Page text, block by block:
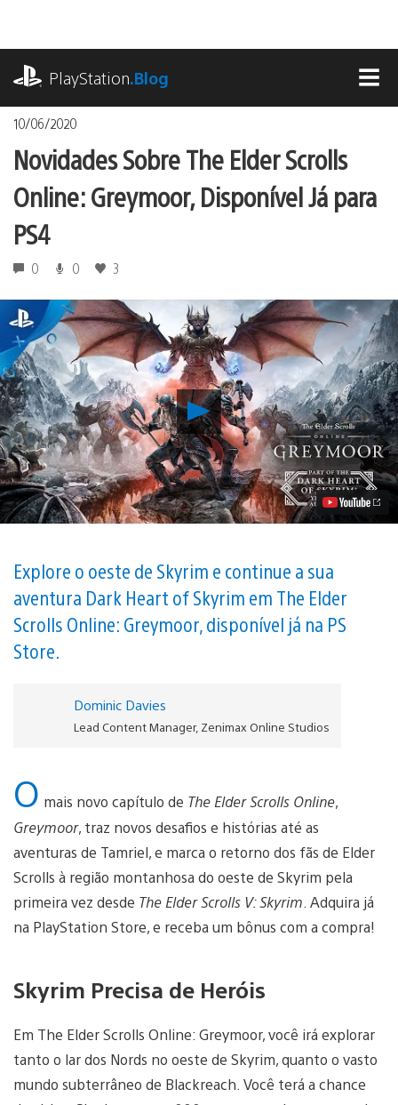
o
conteúdo
PlayStation.Blog
10/06/2020
Novidades Sobre The Elder Scrolls
Online: Greymoor, Disponível Já para
PS4
0 0 3
Reproduzir
Novidades
Sobre
The
Elder
Scrolls
Online:
Greymoor,
para
PS4
Vídeo
Explore o oeste de Skyrim e continue a sua
aventura Dark Heart of Skyrim em The Elder
Scrolls Online: Greymoor, disponível já na PS
Store.
Dominic Davies
Lead Content Manager, Zenimax Online Studios
O mais novo capítulo de The Elder Scrolls Online,
Greymoor, traz novos desafios e histórias até as
aventuras de Tamriel, e marca o retorno dos fãs de Elder
Scrolls à região montanhosa do oeste de Skyrim pela
primeira vez desde The Elder Scrolls V: Skyrim . Adquira já
na PlayStation Store, e receba um bônus com a compra!
Skyrim Precisa de Heróis
Em The Elder Scrolls Online: Greymoor, você irá explorar
tanto o lar dos Nords no oeste de Skyrim, quanto o vasto
mundo subterrâneo de Blackreach. Você terá a chance